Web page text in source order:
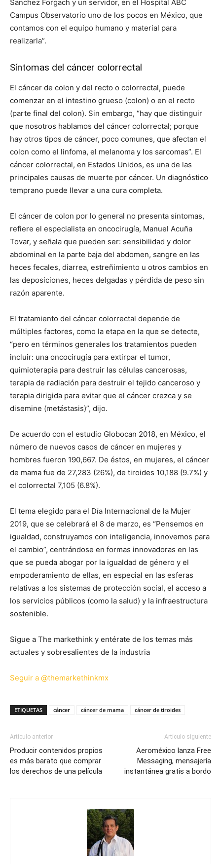
Sánchez Forgach y un servidor, en el Hospital ABC
Campus Observatorio uno de los pocos en México, que
contamos con el equipo humano y material para
realizarla”.
Síntomas del cáncer colorrectal
El cáncer de colon y del recto o colorrectal, puede
comenzar en el intestino grueso (colon) o en el recto
(parte final del colon). Sin embargo, “hay que distinguir
que nosotros hablamos del cáncer colorrectal; porque
hay otros tipos de cáncer, poco comunes, que afectan el
colon como el linfoma, el melanoma y los sarcomas”. El
cáncer colorrectal, en Estados Unidos, es una de las
principales causas de muerte por cáncer. Un diagnóstico
temprano puede llevar a una cura completa.
El cáncer de colon por lo general no presenta síntomas,
refiere el especialista en oncocirugía, Manuel Acuña
Tovar, y señala que pueden ser: sensibilidad y dolor
abdominal en la parte baja del abdomen, sangre en las
heces fecales, diarrea, estreñimiento u otros cambios en
las deposiciones, heces delgadas y pérdida de peso sin
razón aparente.
El tratamiento del cáncer colorrectal depende de
múltiples factores, como la etapa en la que se detecte,
“pero en términos generales los tratamientos pueden
incluir: una oncocirugía para extirpar el tumor,
quimioterapia para destruir las células cancerosas,
terapia de radiación para destruir el tejido canceroso y
terapia dirigida para evitar que el cáncer crezca y se
disemine (metástasis)”, dijo.
De acuerdo con el estudio Globocan 2018, en México, el
número de nuevos casos de cáncer en mujeres y
hombres fueron 190,667. De éstos, en mujeres, el cáncer
de mama fue de 27,283 (26%), de tiroides 10,188 (9.7%) y
el colorrectal 7,105 (6.8%).
El tema elegido para el Día Internacional de la Mujer
2019, que se celebrará el 8 de marzo, es “Pensemos en
igualdad, construyamos con inteligencia, innovemos para
el cambio”, centrándose en formas innovadoras en las
que se pueda abogar por la igualdad de género y el
empoderamiento de ellas, en especial en las esferas
relativas a los sistemas de protección social, el acceso a
los servicios públicos (como la salud) y la infraestructura
sostenible.
Sigue a The markethink y entérate de los temas más
actuales y sobresalientes de la industria
Seguir a @themarkethinkmx
ETIQUETAS cáncer cáncer de mama cáncer de tiroides
Artículo anterior
Producir contenidos propios
es más barato que comprar
los derechos de una película
Artículo siguiente
Aeroméxico lanza Free
Messaging, mensajería
instantánea gratis a bordo